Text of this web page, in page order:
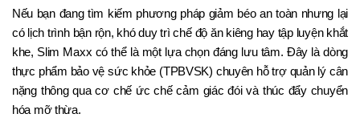
Nếu bạn đang tìm kiếm phương pháp giảm béo an toàn nhưng lại
có lịch trình bận rộn, khó duy trì chế độ ăn kiêng hay tập luyện khắt
khe, Slim Maxx có thể là một lựa chọn đáng lưu tâm. Đây là dòng
thực phẩm bảo vệ sức khỏe (TPBVSK) chuyên hỗ trợ quản lý cân
nặng thông qua cơ chế ức chế cảm giác đói và thúc đẩy chuyển
hóa mỡ thừa.